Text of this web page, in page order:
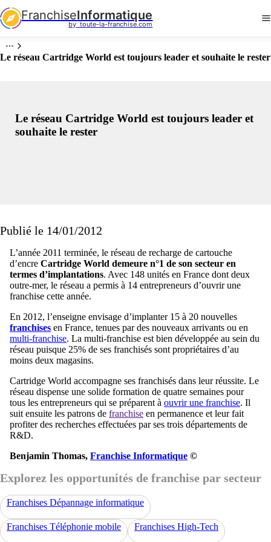
FranchiseInformatique
by  toute-la-franchise.com
Le réseau Cartridge World est toujours leader et souhaite le rester
Le réseau Cartridge World est toujours leader et
souhaite le rester
Publié le 14/01/2012
L’année 2011 terminée, le réseau de recharge de cartouche
d’encre Cartridge World demeure n°1 de son secteur en
termes d’implantations. Avec 148 unités en France dont deux
outre-mer, le réseau a permis à 14 entrepreneurs d’ouvrir une
franchise cette année.
En 2012, l’enseigne envisage d’implanter 15 à 20 nouvelles
franchises en France, tenues par des nouveaux arrivants ou en
multi-franchise. La multi-franchise est bien développée au sein du
réseau puisque 25% de ses franchisés sont propriétaires d’au
moins deux magasins.
Cartridge World accompagne ses franchisés dans leur réussite. Le
réseau dispense une solide formation de quatre semaines pour
tous les entrepreneurs qui se préparent à ouvrir une franchise. Il
suit ensuite les patrons de franchise en permanence et leur fait
profiter des recherches effectuées par ses trois départements de
R&D.
Benjamin Thomas, Franchise Informatique ©
Explorez les opportunités de franchise par secteur
Franchises Dépannage informatique
Franchises Téléphonie mobile Franchises High-Tech